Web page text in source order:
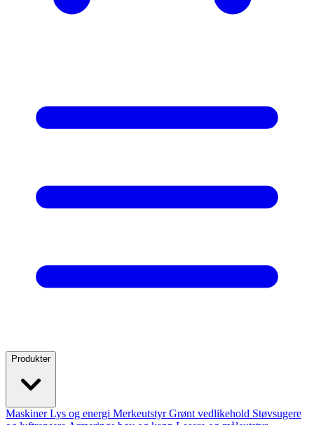
Produkter
MaskinerLys og energi MerkeutstyrGrønt vedlikehold Støvsugere